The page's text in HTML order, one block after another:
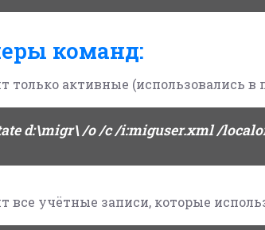
команд:
только активные (использовались
d:\migr\ /o /c /i:miguser.xml /
все учётные записи, которые